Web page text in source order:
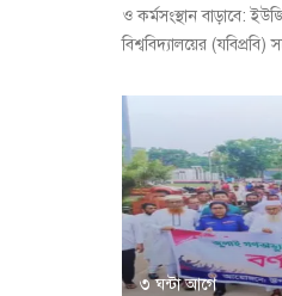
ও কর্মসংস্থান বাড়াবে:
বিশ্ববিদ্যালয়ের (যবিপ্রবি)
৩ ঘন্টা আগে